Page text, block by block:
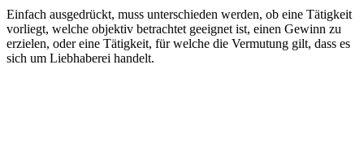
Einfach ausgedrückt, muss unterschieden werden, ob eine Tätigkeit
vorliegt, welche objektiv betrachtet geeignet ist, einen Gewinn zu
erzielen, oder eine Tätigkeit, für welche die Vermutung gilt, dass es
sich um Liebhaberei handelt.